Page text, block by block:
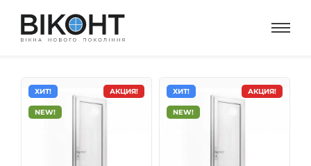
АКЦИЯ!
ХИТ!
NEW!
АКЦИЯ!
ХИТ!
NEW!